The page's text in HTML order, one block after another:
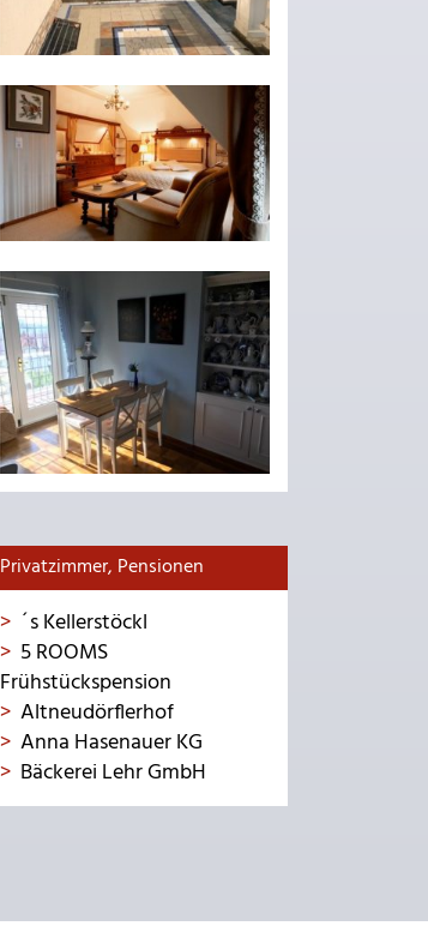
Privatzimmer, Pensionen
´s Kellerstöckl
5 ROOMS
Frühstückspension
Altneudörflerhof
Anna Hasenauer KG
Bäckerei Lehr GmbH